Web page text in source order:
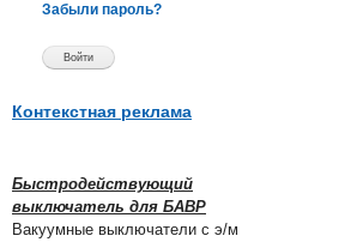
Забыли пароль?
Контекстная реклама
Быстродействующий
выключатель для БАВР
Вакуумные выключатели с э/м